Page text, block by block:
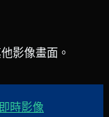
影像畫面。
時影像